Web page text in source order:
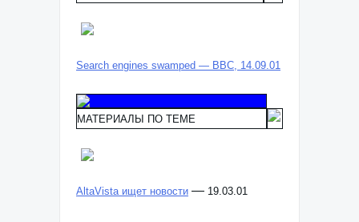
Search engines swamped — BBC, 14.09.01
МАТЕРИАЛЫ ПО ТЕМЕ
AltaVista ищет новости — 19.03.01